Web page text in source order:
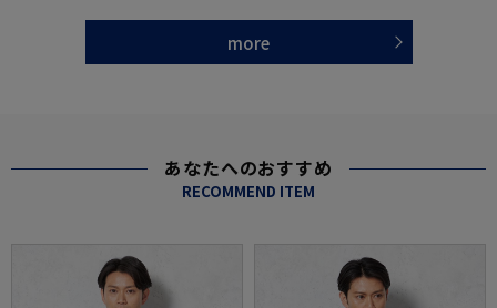
more
あなたへのおすすめ
RECOMMEND ITEM